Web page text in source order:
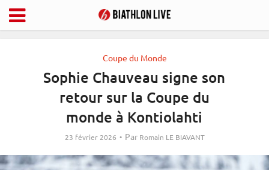
Coupe du Monde
Sophie Chauveau signe son
retour sur la Coupe du
monde à Kontiolahti
23 février 2026 Par Romain LE BIAVANT